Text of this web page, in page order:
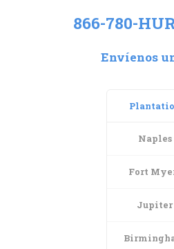
866-780-
Envíenos
Naples
Fort
Jupiter